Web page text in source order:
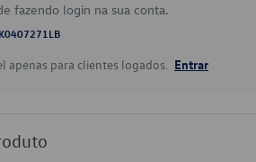
fazendo login na sua conta.
apenas para clientes logados. Entrar